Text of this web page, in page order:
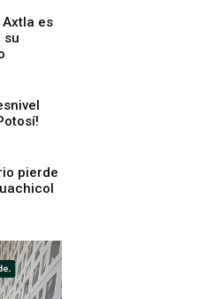
Axtla es
su
pierde